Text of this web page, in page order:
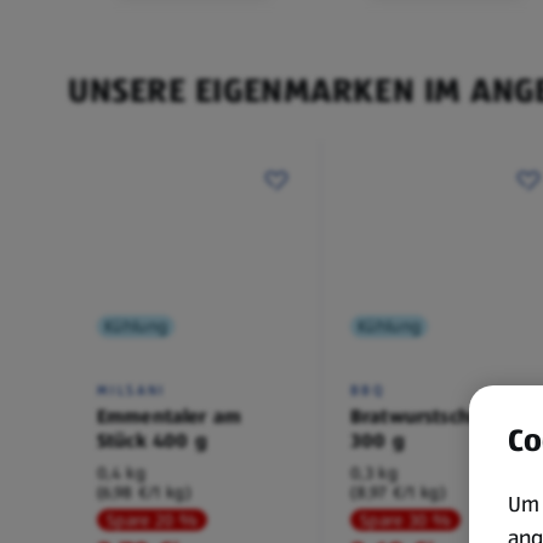
UNSERE EIGENMARKEN IM
Kühlung
MILSANI
Emmentaler am
Stück 400 g
0,4 kg
(6,98 €/1 kg)
Spare 20 %
Kühlung
BBQ
Bratwurstschnecke
300 g
0,3 kg
(8,97 €/1 kg)
Spare 30 %